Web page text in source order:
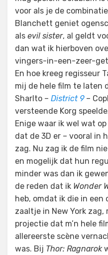
voor als je de
Blanchett geniet
als evil sister, al geldt
dan wat ik hierboven
vingers-in-een-zeer-
En hoe kreeg regisseur
mij de hele film te laten
Sharlto – District 9–
versteende Korg
Enige waar ik wel wat
dat de 3D er – vooral in
zag. Nu zag ik de film
en mogelijk dat hun
minder was dan ik
de reden dat ik Wonder
heb, omdat ik die in
zaaltje in New York zag,
projectie dat m’n hele
allereerste scène
was. Bij Thor: Ragnarok